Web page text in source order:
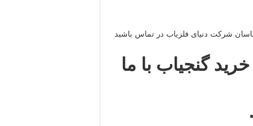
شرکت دنیای فلزیاب در تماس باشید
گنجیاب با ما